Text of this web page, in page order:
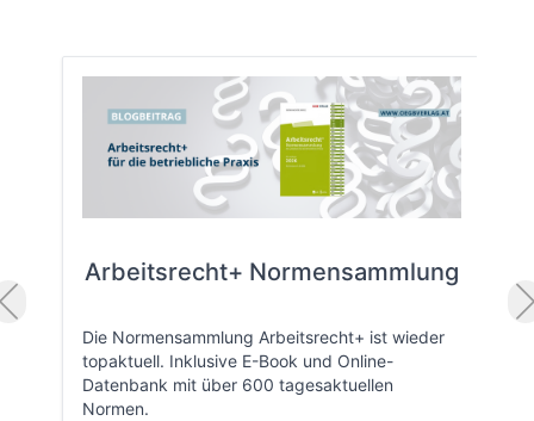
Arbeitsrecht+ Normensammlung
Die Normensammlung Arbeitsrecht+ ist wieder
topaktuell. Inklusive E-Book und Online-
Datenbank mit über 600 tagesaktuellen
Normen.